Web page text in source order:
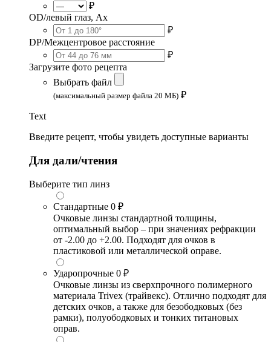
₽
OD/левый глаз, Ax
₽
DP/Межцентровое расстояние
₽
Загрузите фото рецепта
Выбрать файл
(максимальный размер файла 20 МБ) ₽
Text
Введите рецепт, чтобы увидеть доступные варианты
Для дали/чтения
Выберите тип линз
Стандартные 0 ₽
Очковые линзы стандартной толщины,
оптимальный выбор – при значениях рефракции
от -2.00 до +2.00. Подходят для очков в
пластиковой или металлической оправе.
Ударопрочные 0 ₽
Очковые линзы из сверхпрочного полимерного
материала Trivex (трайвекс). Отлично подходят для
детских очков, а также для безободковых (без
рамки), полуободковых и тонких титановых
оправ.